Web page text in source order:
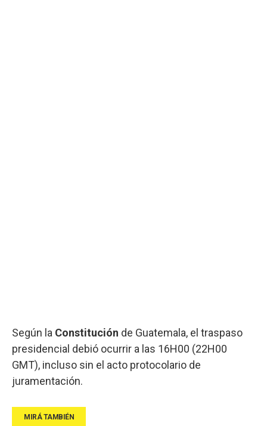
Según la Constitución de Guatemala, el traspaso
presidencial debió ocurrir a las 16H00 (22H00
GMT), incluso sin el acto protocolario de
juramentación.